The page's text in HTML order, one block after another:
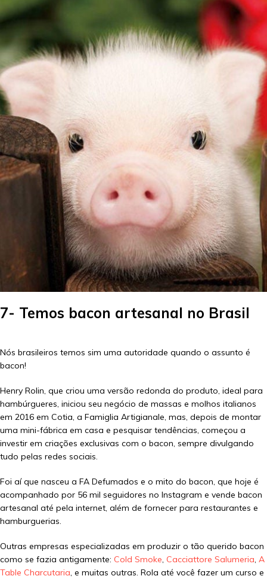
7- Temos bacon artesanal no Brasil
Nós brasileiros temos sim uma autoridade quando o assunto é
bacon!
Henry Rolin, que criou uma versão redonda do produto, ideal para
hambúrgueres, iniciou seu negócio de massas e molhos italianos
em 2016 em Cotia, a Famiglia Artigianale, mas, depois de montar
uma mini-fábrica em casa e pesquisar tendências, começou a
investir em criações exclusivas com o bacon, sempre divulgando
tudo pelas redes sociais.
Foi aí que nasceu a FA Defumados e o mito do bacon, que hoje é
acompanhado por 56 mil seguidores no Instagram e vende bacon
artesanal até pela internet, além de fornecer para restaurantes e
hamburguerias.
Outras empresas especializadas em produzir o tão querido bacon
como se fazia antigamente: Cold Smoke, Cacciattore Salumeria, A
Table Charcutaria, e muitas outras. Rola até você fazer um curso e